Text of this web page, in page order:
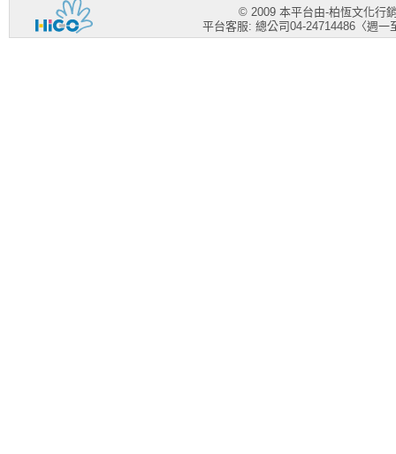
© 2009 本平台由-柏恆文化行
平台客服: 總公司04-24714486〈週